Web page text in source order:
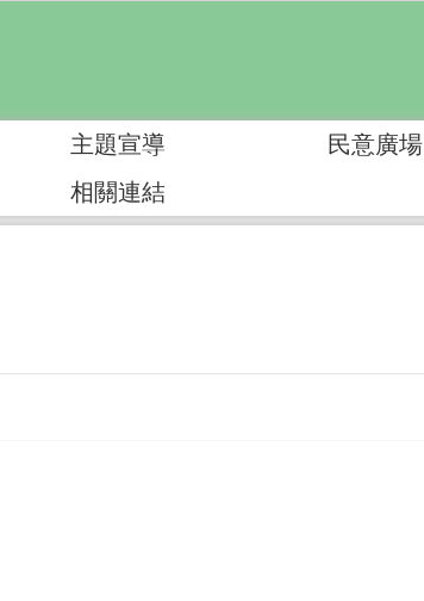
主題宣導 民意廣場
相關連結